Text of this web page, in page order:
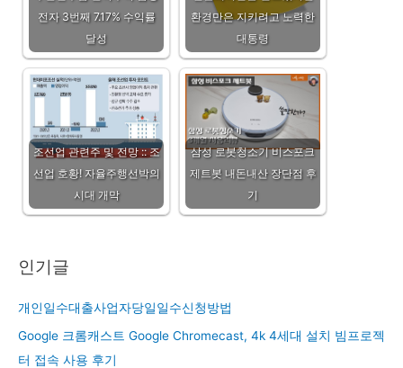
전자 3번째 7.17% 수익률
달성
환경만은 지키려고 노력한
대통령
조선업 관련주 및 전망 :: 조
선업 호황! 자율주행선박의
시대 개막
삼성 로봇청소기 비스포크
제트봇 내돈내산 장단점 후
기
인기글
개인일수대출사업자당일일수신청방법
Google 크롬캐스트 Google Chromecast, 4k 4세대 설치 빔프로젝
터 접속 사용 후기